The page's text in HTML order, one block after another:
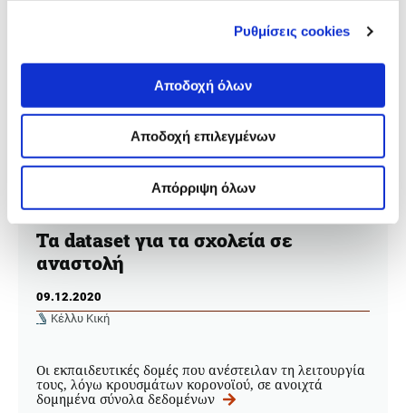
Ρυθμίσεις cookies
Αποδοχή όλων
Αποδοχή επιλεγμένων
Απόρριψη όλων
ΑΝΟΙΧΤΑ ΔΕΔΟΜΕΝΑ
Τα dataset για τα σχολεία σε
αναστολή
09.12.2020
Κέλλυ Κική
Οι εκπαιδευτικές δομές που ανέστειλαν τη λειτουργία
τους, λόγω κρουσμάτων κορονοϊού, σε ανοιχτά
δομημένα σύνολα δεδομένων